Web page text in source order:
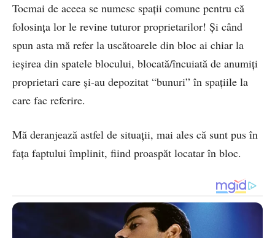
Tocmai de aceea se numesc spaţii comune pentru că
folosinţa lor le revine tuturor proprietarilor! Şi când
spun asta mă refer la uscătoarele din bloc ai chiar la
ieşirea din spatele blocului, blocată/încuiată de anumiţi
proprietari care şi-au depozitat “bunuri” în spaţiile la
care fac referire.
Mă deranjează astfel de situaţii, mai ales că sunt pus în
faţa faptului împlinit, fiind proaspăt locatar în bloc.